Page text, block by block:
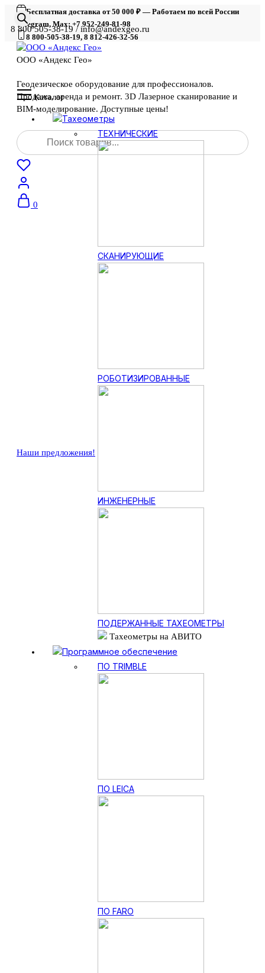
Бесплатная доставка от 50 000 ₽ — Работаем по всей России
Telegram, Max: +7 952-249-81-98
8 800-505-38-19, 8 812-426-32-56
8 800 505-38-19 / info@andexgeo.ru
ООО «Андекс Гео»
Геодезическое оборудование для профессионалов.
Продажа, аренда и ремонт. 3D Лазерное сканирование и
BIM-моделирование. Доступные цены!
Поиск
товаров
0
Наши предложения!
Каталог
Тахеометры
ТЕХНИЧЕСКИЕ
СКАНИРУЮЩИЕ
РОБОТИЗИРОВАННЫЕ
ИНЖЕНЕРНЫЕ
ПОДЕРЖАННЫЕ ТАХЕОМЕТРЫ
Тахеометры на АВИТО
Программное обеспечение
ПО TRIMBLE
ПО LEICA
ПО FARO